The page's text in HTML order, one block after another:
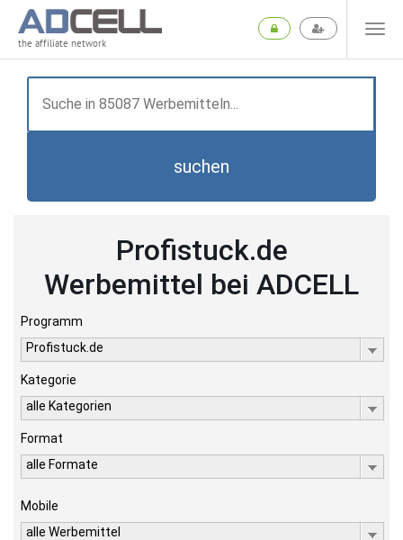
the affiliate network
suchen
Profistuck.de
Werbemittel bei ADCELL
Programm
Profistuck.de
Kategorie
alle Kategorien
Format
alle Formate
Mobile
alle Werbemittel